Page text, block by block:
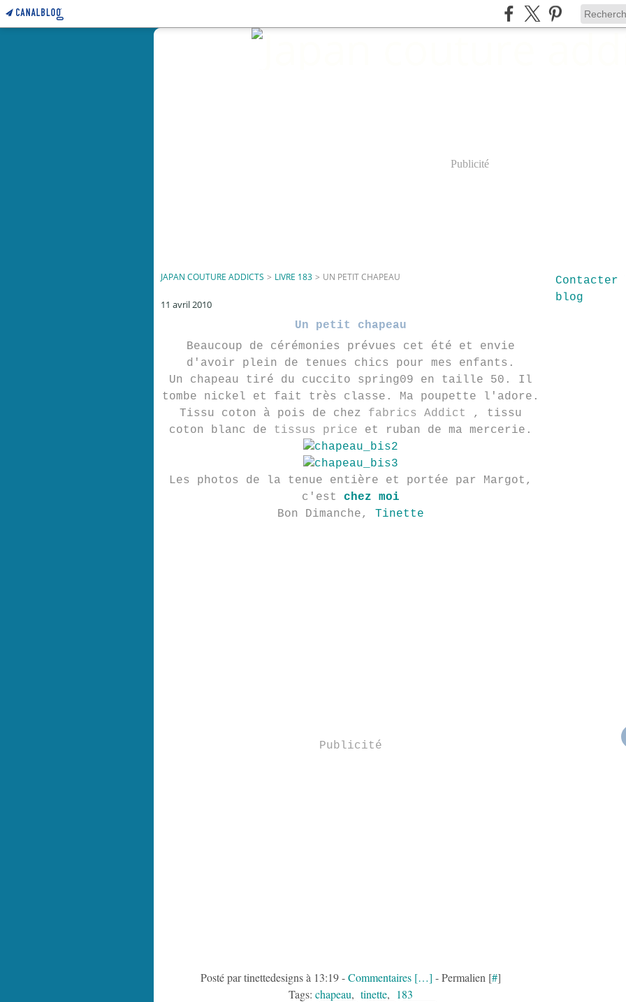
Publicité
JAPAN COUTURE ADDICTS > LIVRE 183 > UN PETIT CHAPEAU
11 avril 2010
Un petit chapeau
Beaucoup de cérémonies prévues cet été et envie
d'avoir plein de tenues chics pour mes enfants.
Un chapeau tiré du cuccito spring09 en taille 50. Il
tombe nickel et fait très classe. Ma poupette l'adore.
Tissu coton à pois de chez fabrics Addict
, tissu
coton blanc de tissus price et ruban de ma mercerie.
Les photos de la tenue entière et portée par Margot,
c'est chez moi
Bon Dimanche, Tinette
Publicité
Posté par tinettedesigns à 13:19 -Commentaires […] - Permalien [#]
Tags: chapeau, tinette, 183
blog